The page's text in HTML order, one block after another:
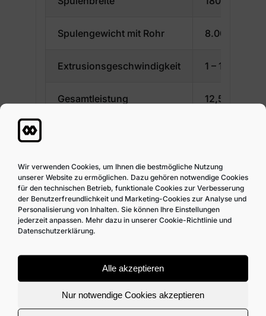
Wir verwenden Cookies, um Ihnen die bestmögliche Nutzung
unserer Website zu ermöglichen. Dazu gehören notwendige Cookies
für den technischen Betrieb, funktionale Cookies zur Verbesserung
der Benutzerfreundlichkeit und Marketing-Cookies zur Analyse und
Personalisierung von Inhalten. Sie können Ihre Einstellungen
jederzeit anpassen. Mehr dazu in unserer Cookie-Richtlinie und
Datenschutzerklärung.
Alle akzeptieren
Nur notwendige Cookies akzeptieren
Spulengewicht mit Rohr 8.000
Extrusionsgeschwindigkeit 1 – 10
Gesamtleistung 12,5
Elektrik Siemens,
Bildschirm Siemens, 10
Qualität – Präzision – Effizienz